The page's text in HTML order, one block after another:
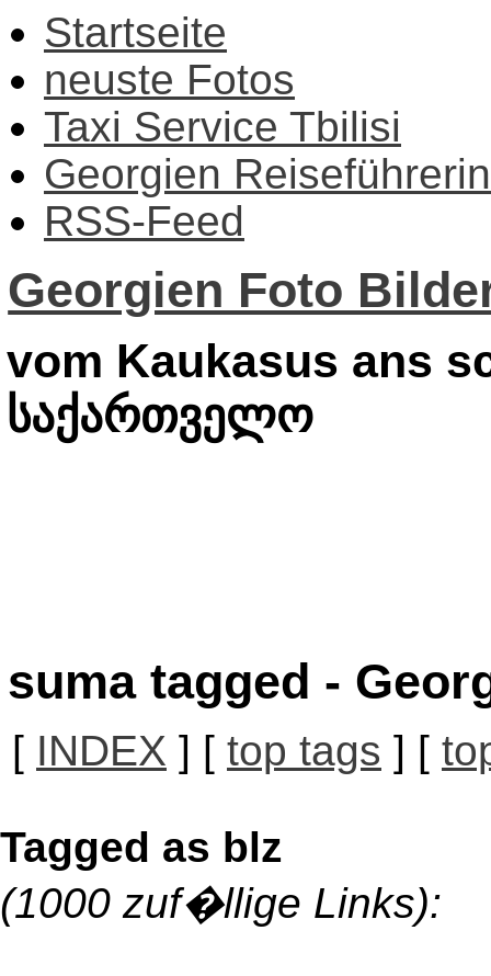
Startseite
neuste Fotos
Taxi Service Tbilisi
Georgien Reiseführerin
RSS-Feed
Georgien Foto
vom Kaukasus ans
საქართველო
suma tagged -
[ INDEX ] [ top tags ] [
Tagged as blz
(1000 zuf�llige Links):